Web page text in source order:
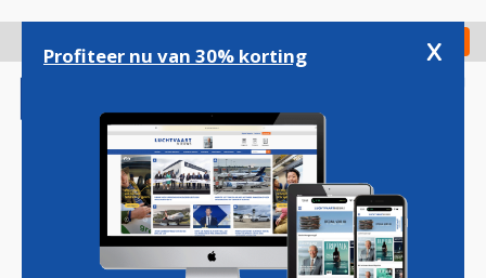
gaan
Check in
Magazine Podcasts Vacatures
Profiteer nu van 30% korting x